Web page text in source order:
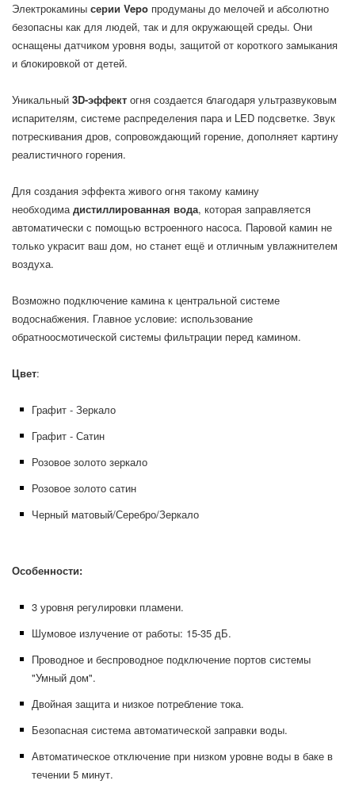
Электрокамины серии Vepo продуманы до мелочей и абсолютно
безопасны как для людей, так и для окружающей среды. Они
оснащены датчиком уровня воды, защитой от короткого замыкания
и блокировкой от детей.
Уникальный 3D-эффект огня создается благодаря ультразвуковым
испарителям, системе распределения пара и LED подсветке. Звук
потрескивания дров, сопровождающий горение, дополняет картину
реалистичного горения.
Для создания эффекта живого огня такому камину
необходимадистиллированная вода, которая заправляется
автоматически с помощью встроенного насоса. Паровой камин не
только украсит ваш дом, но станет ещё и отличным увлажнителем
воздуха.
Возможно подключение камина к центральной системе
водоснабжения. Главное условие: использование
обратноосмотической системы фильтрации перед камином.
Цвет:
Графит - Зеркало
Графит - Сатин
Розовое золото зеркало
Розовое золото сатин
Черный матовый/Серебро/Зеркало
Особенности:
3 уровня регулировки пламени.
Шумовое излучение от работы: 15-35 дБ.
Проводное и беспроводное подключение портов системы
"Умный дом".
Двойная защита и низкое потребление тока.
Безопасная система автоматической заправки воды.
Автоматическое отключение при низком уровне воды в баке в
течении 5 минут.